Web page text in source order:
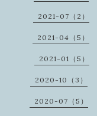
2021-07（2）
2021-04（5）
2021-01（5）
2020-10（3）
2020-07（5）